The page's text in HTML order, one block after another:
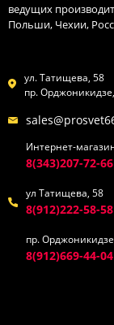
ведущих
Польши, Чехии,
ул. Татищева, 58
пр.
Интернет-
8(343)207-72-66
ул Татищева, 58
8(912)222-58-58
пр.
8(912)669-44-04